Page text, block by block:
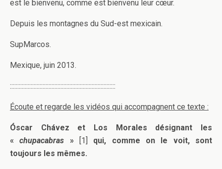
est le bienvenu, comme est bienvenu leur cœur.
Depuis les montagnes du Sud-est mexicain.
SupMarcos.
Mexique, juin 2013.
:::::::::::::::::::::::::::::::::::::::::::::::::::::::::::::::::::::::
Écoute et regarde les vidéos qui accompagnent ce texte :
Óscar Chávez et Los Morales désignant les
«chupacabras » [1] qui, comme on le voit, sont
toujours les mêmes.